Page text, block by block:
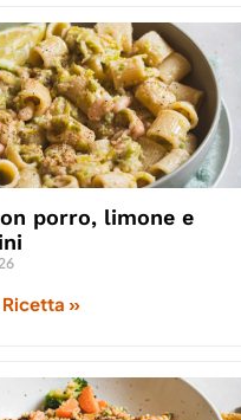
porro, limone e
»